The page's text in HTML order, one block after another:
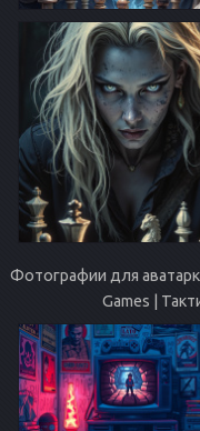
Фотографии для
Games |